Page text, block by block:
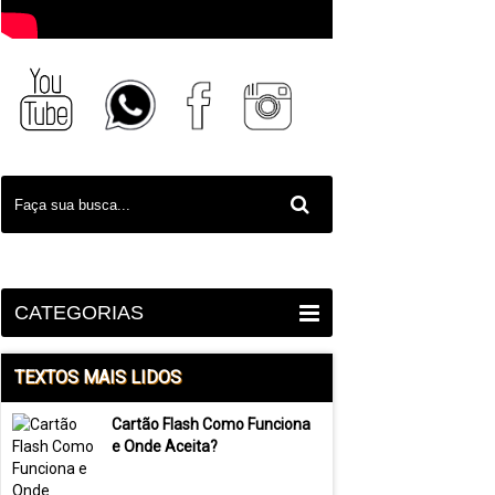
CATEGORIAS
TEXTOS MAIS LIDOS
Cartão Flash Como Funciona
e Onde Aceita?